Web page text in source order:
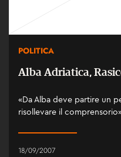
POLITICA
Alba Adriatica,
«Da Alba deve partire un
risollevare il
18/09/2007